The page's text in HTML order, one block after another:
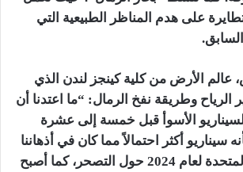
على هدم المناظر الطبيعية التي
عالم الأرض من كلية كينجز لندن الذي
الرياح وطريقة نفخ الرمال: “ما اعتدنا أن
السيناريو الأسوأ قبل خمسة إلى عشرة
سيناريو أكثر احتمالاً مما كان في أذهاننا
2024 حول التصحر،
كما أصبح